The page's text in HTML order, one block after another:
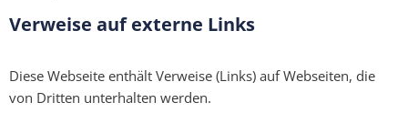
Verweise auf externe Links
Diese Webseite enthält Verweise (Links) auf Webseiten, die
von Dritten unterhalten werden.